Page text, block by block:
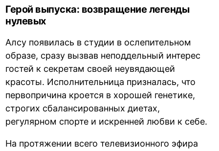
Герой выпуска: возвращение легенды
нулевых
Алсу появилась в студии в ослепительном
образе, сразу вызвав неподдельный интерес
гостей к секретам своей неувядающей
красоты. Исполнительница призналась, что
первопричина кроется в хорошей генетике,
строгих сбалансированных диетах,
регулярном спорте и искренней любви к себе.
На протяжении всего телевизионного эфира